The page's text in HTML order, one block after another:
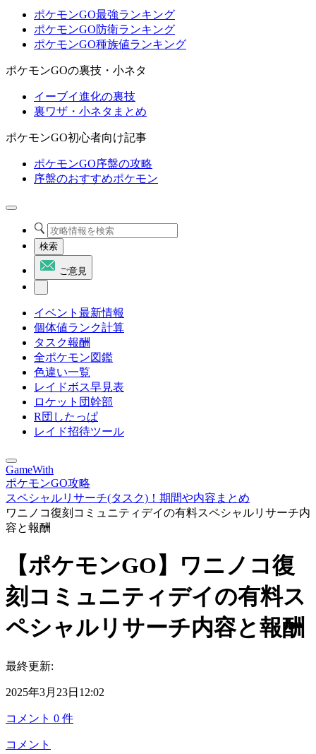
ポケモンGO最強ランキング
ポケモンGO防衛ランキング
ポケモンGO種族値ランキング
ポケモンGOの裏技・小ネタ
イーブイ進化の裏技
裏ワザ・小ネタまとめ
ポケモンGO初心者向け記事
ポケモンGO序盤の攻略
序盤のおすすめポケモン
検索
ご意見
イベント最新情報
個体値ランク計算
タスク報酬
全ポケモン図鑑
色違い一覧
レイドボス早見表
ロケット団幹部
R団したっぱ
レイド招待ツール
GameWith
ポケモンGO攻略
スペシャルリサーチ(タスク)！期間や内容まとめ
ワニノコ復刻コミュニティデイの有料スペシャルリサーチ内
容と報酬
【ポケモンGO】ワニノコ復
刻コミュニティデイの有料ス
ペシャルリサーチ内容と報酬
最終更新:
2025年3月23日12:02
コメント 0 件
コメント